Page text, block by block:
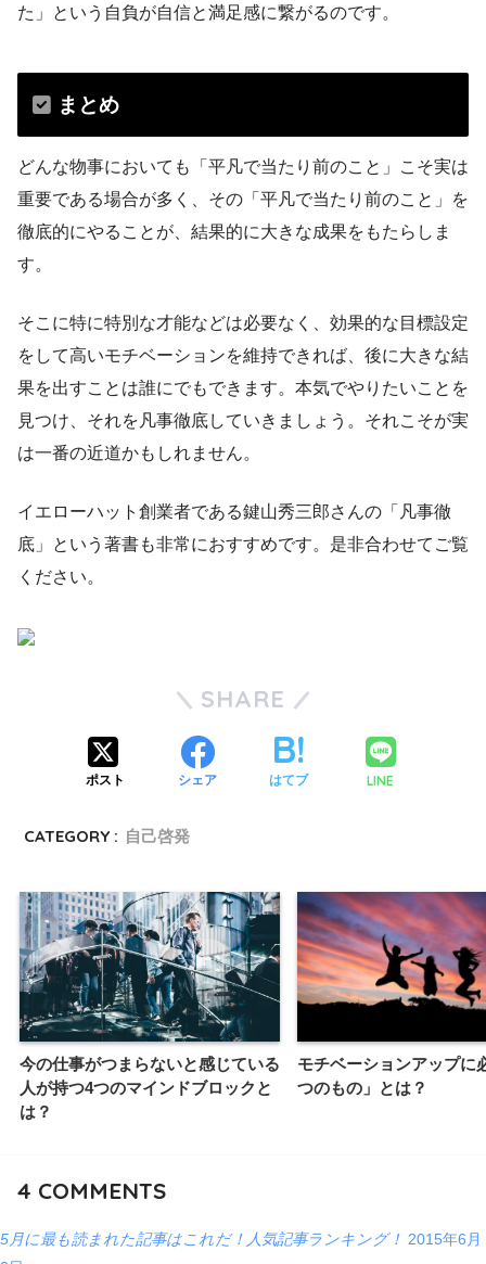
た」という自負が自信と満足感に繋がるのです。
まとめ
どんな物事においても「平凡で当たり前のこと」こそ実は
重要である場合が多く、その「平凡で当たり前のこと」を
徹底的にやることが、結果的に大きな成果をもたらしま
す。
そこに特に特別な才能などは必要なく、効果的な目標設定
をして高いモチベーションを維持できれば、後に大きな結
果を出すことは誰にでもできます。本気でやりたいことを
見つけ、それを凡事徹底していきましょう。それこそが実
は一番の近道かもしれません。
イエローハット創業者である鍵山秀三郎さんの「凡事徹
底」という著書も非常におすすめです。是非合わせてご覧
ください。
SHARE
ポスト シェア はてブ LINE
CATEGORY : 自己啓発
今の仕事がつまらないと感じている
人が持つ4つのマインドブロックと
は？
モチベーションアップに
つのもの」とは？
4 COMMENTS
5月に最も読まれた記事はこれだ！人気記事ランキング！ 2015年6月